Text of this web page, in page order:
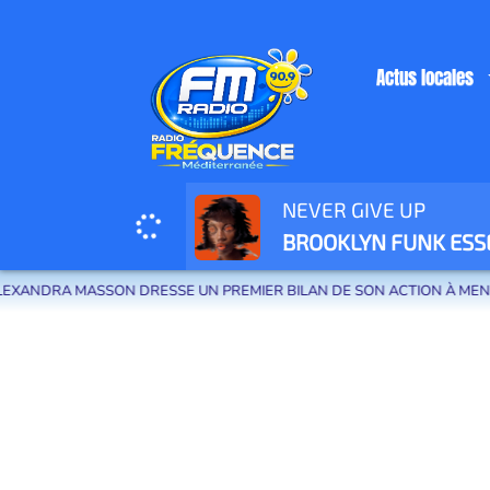
Radio Fréquence Méditerranée la radio de menton et des communes
Actus locales
NEVER GIVE UP
BROOKLYN FUNK
MASSON DRESSE UN PREMIER BILAN DE SON ACTION À MENTON